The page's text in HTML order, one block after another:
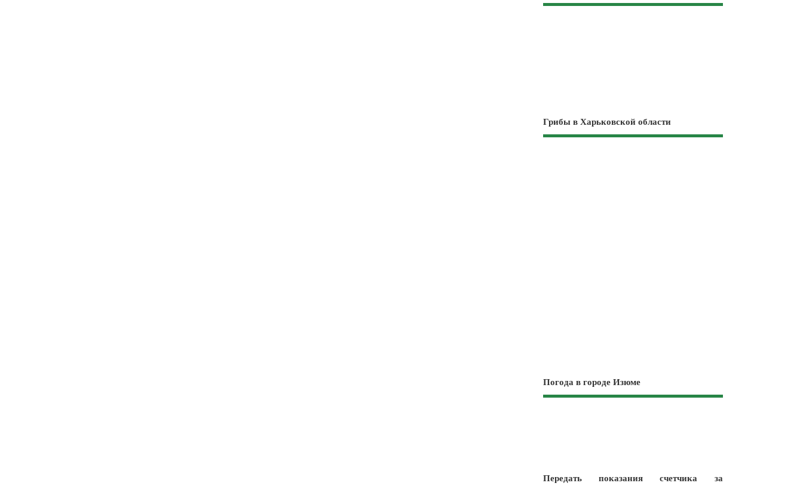
Грибы в Харьковской области
Погода в городе Изюме
Передать показания счетчика за